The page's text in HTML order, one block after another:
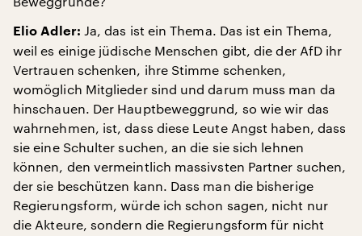
Elio Adler: Ja, das ist ein Thema. Das ist ein Thema,
weil es einige jüdische Menschen gibt, die der AfD ihr
Vertrauen schenken, ihre Stimme schenken,
womöglich Mitglieder sind und darum muss man da
hinschauen. Der Hauptbeweggrund, so wie wir das
wahrnehmen, ist, dass diese Leute Angst haben, dass
sie eine Schulter suchen, an die sie sich lehnen
können, den vermeintlich massivsten Partner suchen,
der sie beschützen kann. Dass man die bisherige
Regierungsform, würde ich schon sagen, nicht nur
die Akteure, sondern die Regierungsform für nicht